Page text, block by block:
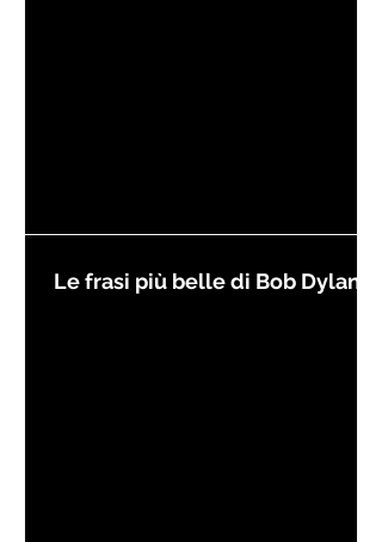
Le frasi più belle di Bob Dylan